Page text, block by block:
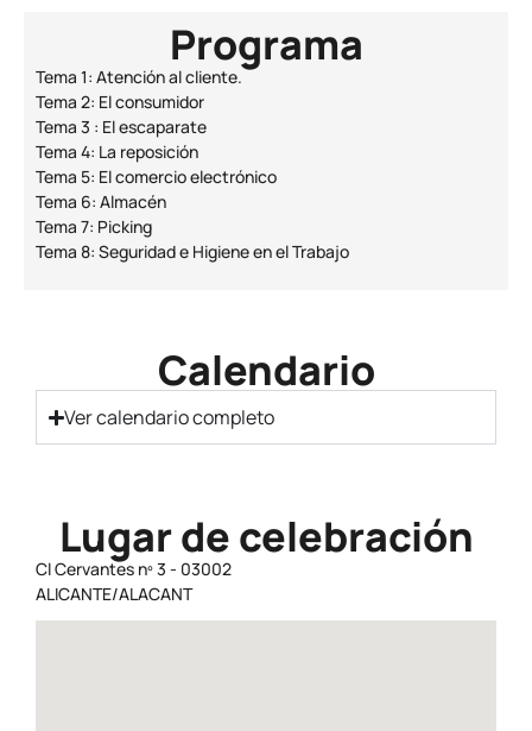
Programa
Tema 1: Atención al cliente.
Tema 2: El consumidor
Tema 3 : El escaparate
Tema 4: La reposición
Tema 5: El comercio electrónico
Tema 6: Almacén
Tema 7: Picking
Tema 8: Seguridad e Higiene en el Trabajo
Calendario
Ver calendario completo
Lugar de celebración
Cl Cervantes nº 3 - 03002
ALICANTE/ALACANT